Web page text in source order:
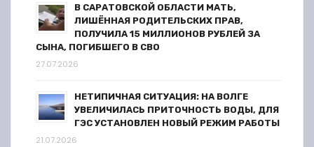
В САРАТОВСКОЙ ОБЛАСТИ МАТЬ,
ЛИШЁННАЯ РОДИТЕЛЬСКИХ ПРАВ,
ПОЛУЧИЛА 15 МИЛЛИОНОВ РУБЛЕЙ ЗА
СЫНА, ПОГИБШЕГО В СВО
27.07.2026
НЕТИПИЧНАЯ СИТУАЦИЯ: НА ВОЛГЕ
УВЕЛИЧИЛАСЬ ПРИТОЧНОСТЬ ВОДЫ, ДЛЯ
ГЭС УСТАНОВЛЕН НОВЫЙ РЕЖИМ РАБОТЫ
21.07.2026